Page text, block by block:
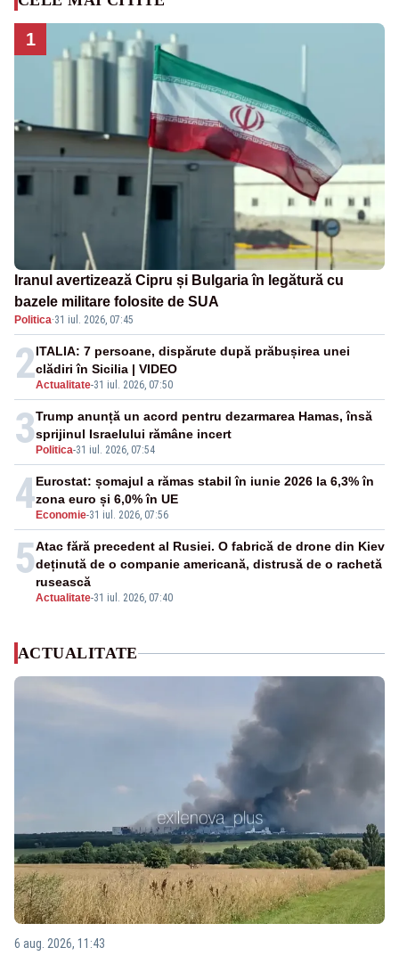
1
Iranul avertizează Cipru și Bulgaria în legătură cu
bazele militare folosite de SUA
Politica·31 iul. 2026, 07:45
2Actualitate-31 iul. 2026, 07:50
ITALIA: 7 persoane, dispărute după prăbușirea unei
clădiri în Sicilia | VIDEO
3 Politica-31 iul. 2026, 07:54
Trump anunță un acord pentru dezarmarea Hamas, însă
sprijinul Israelului rămâne incert
4 Economie-31 iul. 2026, 07:56
Eurostat: șomajul a rămas stabil în iunie 2026 la 6,3% în
zona euro și 6,0% în UE
5
Actualitate-31 iul. 2026, 07:40
Atac fără precedent al Rusiei. O fabrică de drone din Kiev
deținută de o companie americană, distrusă de o rachetă
rusească
ACTUALITATE
6 aug. 2026, 11:43